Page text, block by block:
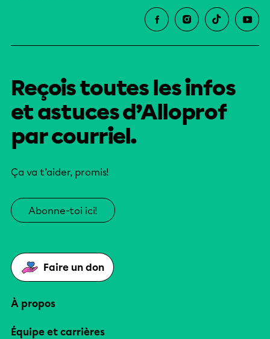
Reçois toutes les infos
et astuces d’Alloprof
par courriel.
Ça va t’aider, promis!
Abonne-toi ici!
Faire un don
À propos
Équipe et carrières